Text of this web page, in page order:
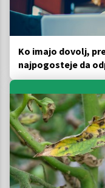
Ko imajo dovolj,
najpogosteje da